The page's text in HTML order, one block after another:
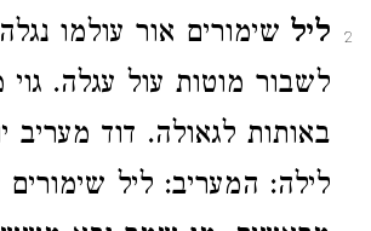
2 ליל שימורים אור עולמו
לשבור מוטות עול עגלה. גוי
באותות לגאולה. דוד מעריב
לילה: המעריב: ליל שימורים